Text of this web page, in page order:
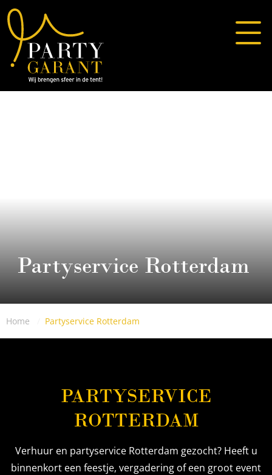
Partyservice Rotterdam
Home Partyservice Rotterdam
PARTYSERVICE
ROTTERDAM
Verhuur en partyservice Rotterdam gezocht? Heeft u
binnenkort een feestje, vergadering of een groot event